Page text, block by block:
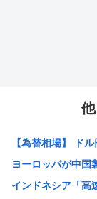
【為替相場】 ド
ヨーロッパが中国
インドネシア「高